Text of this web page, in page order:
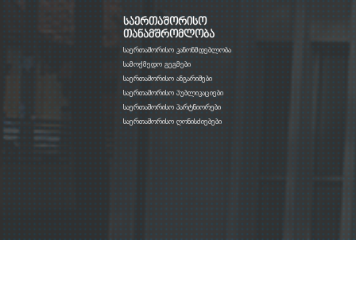
საერთაშორისო
თანამშრომლობა
საერთაშორისო კანონმდებლობა
სამოქმედო გეგმები
საერთაშორისო ანგარიშები
საერთაშორისო პუბლიკაციები
საერთაშორისო პარტნიორები
საერთაშორისო ღონისძიებები